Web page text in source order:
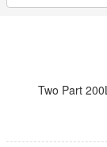
Two Part